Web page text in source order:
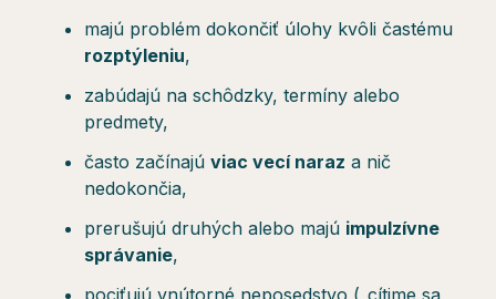
majú problém dokončiť úlohy kvôli častému
rozptýleniu,
zabúdajú na schôdzky, termíny alebo
predmety,
často začínajú viac vecí naraz a nič
nedokončia,
prerušujú druhých alebo majú impulzívne
správanie,
pociťujú vnútorné neposedstvo („cítime sa